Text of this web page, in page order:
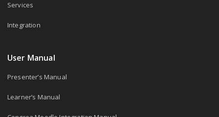
Services
Integration
User Manual
Presenter’s Manual
Learner’s Manual